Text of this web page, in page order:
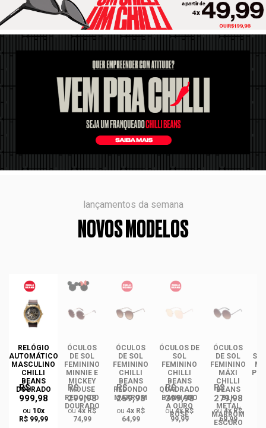
lançamentos da semana
NOVOS MODELOS
RELÓGIO
AUTOMÁTICO
MASCULINO
CHILLI
BEANS
DOURADO
R$
999,98
ou 10x
R$ 99,99
ÓCULOS
DE SOL
FEMININO
MINNIE E
MICKEY
MOUSE
REDONDO
DOURADO
R$
299,98
ou4x R$
74,99
ÓCULOS
DE SOL
FEMININO
CHILLI
BEANS
REDONDO
MARROM
R$
259,98
ou 4x R$
64,99
ÓCULOS DE
SOL
FEMININO
CHILLI
BEANS
QUADRADO
BANHADO
A OURO
ROSÉ
R$
399,98
ou4x R$
99,99
ÓCULOS
DE SOL
FEMININO
MÁXI
CHILLI
BEANS
BLK
METAL
MARROM
ESCURO
R$
279,98
ou4x R$
69,99